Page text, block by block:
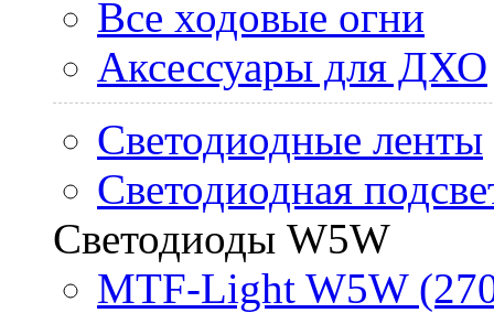
Все ходовые огни
Аксессуары для ДХО
Светодиодные ленты
Светодиодная
Светодиоды W5W
MTF-Light W5W